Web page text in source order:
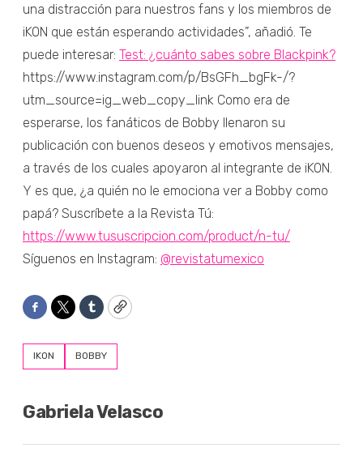
una distracción para nuestros fans y los miembros de
iKON que están esperando actividades”, añadió. Te
puede interesar: Test: ¿cuánto sabes sobre Blackpink?
https://www.instagram.com/p/BsGFh_bgFk-/?
utm_source=ig_web_copy_link Como era de
esperarse, los fanáticos de Bobby llenaron su
publicación con buenos deseos y emotivos mensajes,
a través de los cuales apoyaron al integrante de iKON.
Y es que, ¿a quién no le emociona ver a Bobby como
papá? Suscríbete a la Revista Tú:
https://www.tususcripcion.com/product/n-tu/
Síguenos en Instagram: @revistatumexico
Facebook
TwitterTumblrCopy
IKON BOBBY
Gabriela Velasco